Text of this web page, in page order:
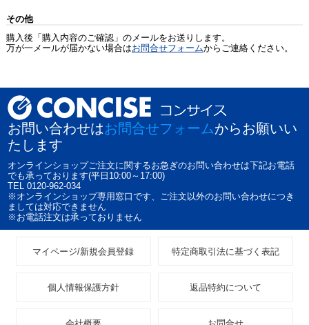
その他
購入後「購入内容のご確認」のメールをお送りします。
万が一メールが届かない場合はお問合せフォームからご連絡ください。
お問い合わせはお問合せフォームからお願いい
たします
オンラインショップご注文に関するお急ぎのお問い合わせは下記お電話
でも承っております(平日10:00～17:00)
TEL 0120-962-034
※オンラインショップ専用窓口です、ご注文以外のお問い合わせにつき
ましては対応できません
※お電話注文は承っておりません
マイページ/新規会員登録 特定商取引法に基づく表記
個人情報保護方針 返品特約について